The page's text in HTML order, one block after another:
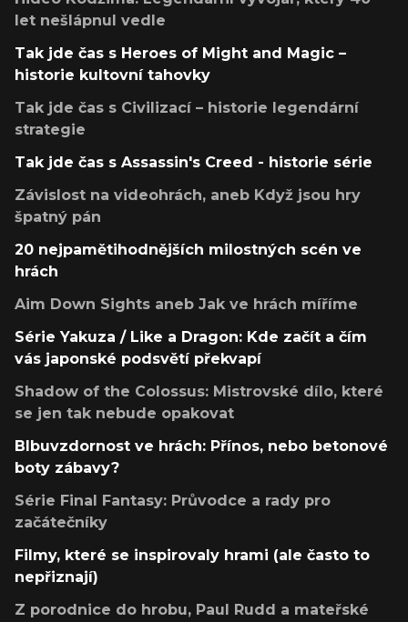
let nešlápnul vedle
Tak jde čas s Heroes of Might and Magic –
historie kultovní tahovky
Tak jde čas s Civilizací – historie legendární
strategie
Tak jde čas s Assassin's Creed - historie série
Závislost na videohrách, aneb Když jsou hry
špatný pán
20 nejpamětihodnějších milostných scén ve
hrách
Aim Down Sights aneb Jak ve hrách míříme
Série Yakuza / Like a Dragon: Kde začít a čím
vás japonské podsvětí překvapí
Shadow of the Colossus: Mistrovské dílo, které
se jen tak nebude opakovat
Blbuvzdornost ve hrách: Přínos, nebo betonové
boty zábavy?
Série Final Fantasy: Průvodce a rady pro
začátečníky
Filmy, které se inspirovaly hrami (ale často to
nepřiznají)
Z porodnice do hrobu, Paul Rudd a mateřské